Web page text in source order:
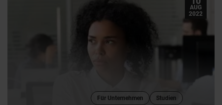
Studien
Für Unternehmen
AUG
2022